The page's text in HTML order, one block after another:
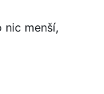
menší,